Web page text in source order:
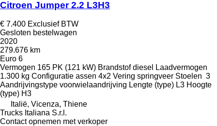
Citroen Jumper 2.2 L3H3
€ 7.400 Exclusief BTW
Gesloten bestelwagen
2020
279.676 km
Euro 6
Vermogen 165 PK (121 kW) Brandstof diesel
Laadvermogen
1.300 kg Configuratie assen 4x2 Vering springveer Stoelen 3
Aandrijvingstype voorwielaandrijving Lengte (type) L3 Hoogte
(type) H3
Italië, Vicenza, Thiene
Trucks Italiana S.r.l.
Contact opnemen met verkoper